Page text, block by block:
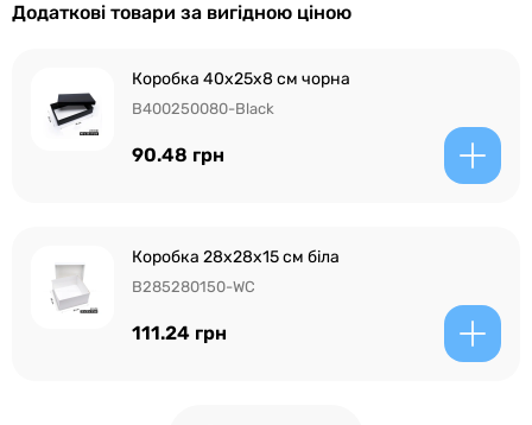
Додаткові товари за вигідною ціною
Коробка 40x25x8 см чорна
B400250080-Black
90.48 грн
Коробка 28x28x15 см біла
B285280150-WC
111.24 грн